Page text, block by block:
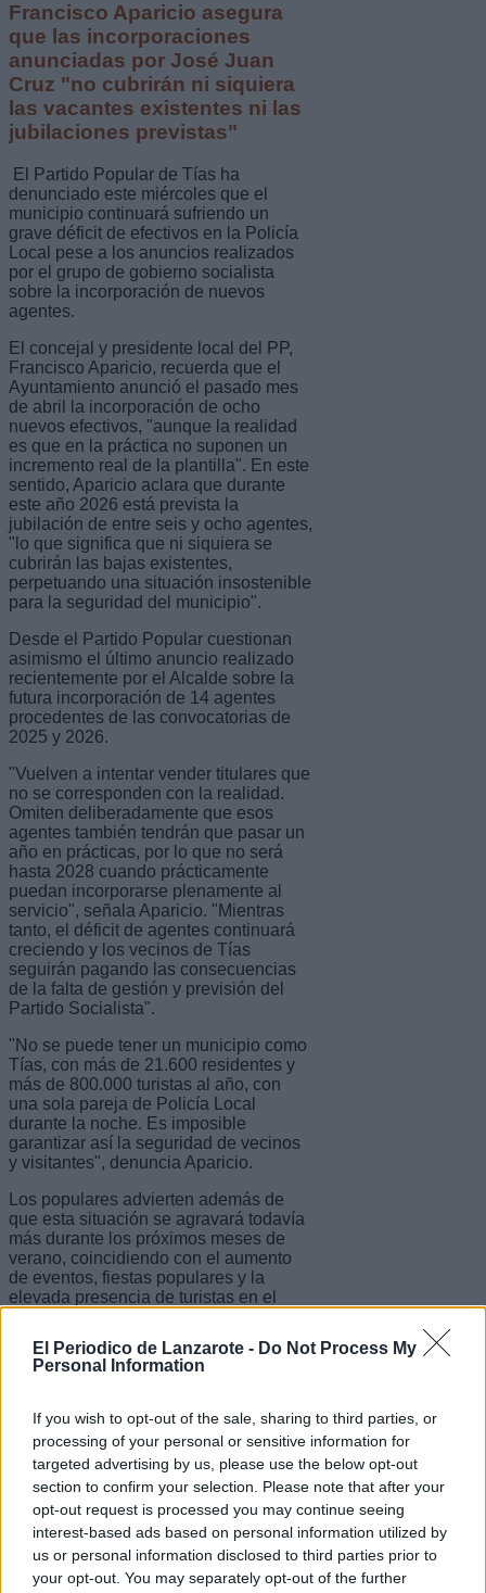
El Periodico de Lanzarote - Do Not Process My
Personal Information
If you wish to opt-out of the sale, sharing to third parties, or
processing of your personal or sensitive information for
targeted advertising by us, please use the below opt-out
section to confirm your selection. Please note that after your
opt-out request is processed you may continue seeing
interest-based ads based on personal information utilized by
us or personal information disclosed to third parties prior to
your opt-out. You may separately opt-out of the further
Francisco Aparicio asegura
que las incorporaciones
anunciadas por José Juan
Cruz "no cubrirán ni siquiera
las vacantes existentes ni las
jubilaciones previstas"
El Partido Popular de Tías ha
denunciado este miércoles que el
municipio continuará sufriendo un
grave déficit de efectivos en la Policía
Local pese a los anuncios realizados
por el grupo de gobierno socialista
sobre la incorporación de nuevos
agentes.
El concejal y presidente local del PP,
Francisco Aparicio, recuerda que el
Ayuntamiento anunció el pasado mes
de abril la incorporación de ocho
nuevos efectivos, "aunque la realidad
es que en la práctica no suponen un
incremento real de la plantilla". En este
sentido, Aparicio aclara que durante
este año 2026 está prevista la
jubilación de entre seis y ocho agentes,
"lo que significa que ni siquiera se
cubrirán las bajas existentes,
perpetuando una situación insostenible
para la seguridad del municipio".
Desde el Partido Popular cuestionan
asimismo el último anuncio realizado
recientemente por el Alcalde sobre la
futura incorporación de 14 agentes
procedentes de las convocatorias de
2025 y 2026.
"Vuelven a intentar vender titulares que
no se corresponden con la realidad.
Omiten deliberadamente que esos
agentes también tendrán que pasar un
año en prácticas, por lo que no será
hasta 2028 cuando prácticamente
puedan incorporarse plenamente al
servicio", señala Aparicio. "Mientras
tanto, el déficit de agentes continuará
creciendo y los vecinos de Tías
seguirán pagando las consecuencias
de la falta de gestión y previsión del
Partido Socialista".
"No se puede tener un municipio como
Tías, con más de 21.600 residentes y
más de 800.000 turistas al año, con
una sola pareja de Policía Local
durante la noche. Es imposible
garantizar así la seguridad de vecinos
y visitantes", denuncia Aparicio.
Los populares advierten además de
que esta situación se agravará todavía
más durante los próximos meses de
verano, coincidiendo con el aumento
de eventos, fiestas populares y la
elevada presencia de turistas en el
Los Populares insisten en que se trata
de un problema estructural que llevan
responde, aseguran, "a la absoluta
falta de planificación del grupo de
gobierno". "Actualmente, existen más
de veinte plazas vacantes en la Policía
Local de Tías y, tras siete años de
gobierno socialista, el cuerpo
prácticamente ha sido desmantelado
debido a la falta de efectivos y de
medios materiales", afirma Aparicio.